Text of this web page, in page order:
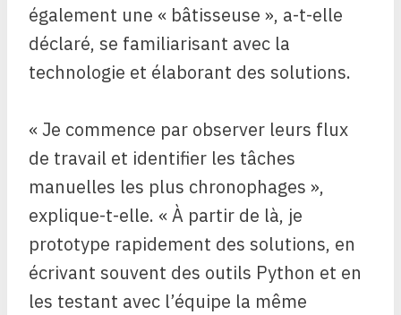
également une « bâtisseuse », a-t-elle
déclaré, se familiarisant avec la
technologie et élaborant des solutions.
« Je commence par observer leurs flux
de travail et identifier les tâches
manuelles les plus chronophages »,
explique-t-elle. « À partir de là, je
prototype rapidement des solutions, en
écrivant souvent des outils Python et en
les testant avec l’équipe la même